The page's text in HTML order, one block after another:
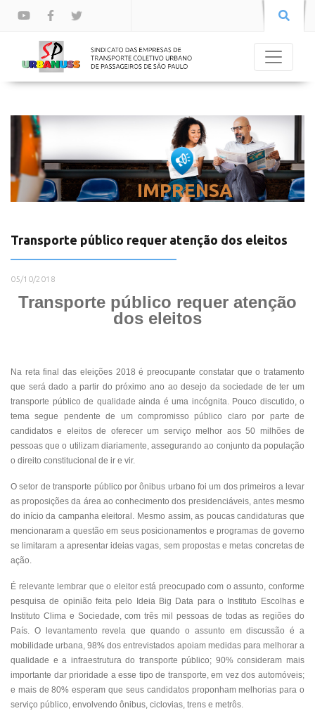
IMPRENSA
Transporte público requer atenção dos eleitos
05/10/2018
Transporte público requer atenção
dos eleitos
Na reta final das eleições 2018 é preocupante constatar que o tratamento
que será dado a partir do próximo ano ao desejo da sociedade de ter um
transporte público de qualidade ainda é uma incógnita. Pouco discutido, o
tema segue pendente de um compromisso público claro por parte de
candidatos e eleitos de oferecer um serviço melhor aos 50 milhões de
pessoas que o utilizam diariamente, assegurando ao conjunto da população
o direito constitucional de ir e vir.
O setor de transporte público por ônibus urbano foi um dos primeiros a levar
as proposições da área ao conhecimento dos presidenciáveis, antes mesmo
do início da campanha eleitoral. Mesmo assim, as poucas candidaturas que
mencionaram a questão em seus posicionamentos e programas de governo
se limitaram a apresentar ideias vagas, sem propostas e metas concretas de
ação.
É relevante lembrar que o eleitor está preocupado com o assunto, conforme
pesquisa de opinião feita pelo Ideia Big Data para o Instituto Escolhas e
Instituto Clima e Sociedade, com três mil pessoas de todas as regiões do
País. O levantamento revela que quando o assunto em discussão é a
mobilidade urbana, 98% dos entrevistados apoiam medidas para melhorar a
qualidade e a infraestrutura do transporte público; 90% consideram mais
importante dar prioridade a esse tipo de transporte, em vez dos automóveis;
e mais de 80% esperam que seus candidatos proponham melhorias para o
serviço público, envolvendo ônibus, ciclovias, trens e metrôs.